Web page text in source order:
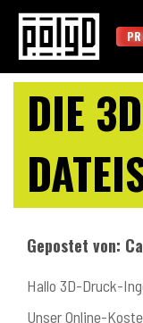
DIE
Gepostet von:
Hallo 3D-Druck-
Unser Online-